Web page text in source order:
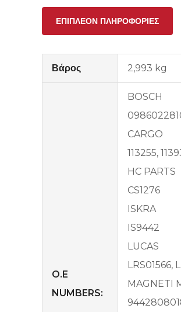
ΕΠΙΠΛΈΟΝ ΠΛΗΡΟΦΟΡΊΕΣ
Βάρος 2,993 kg
O.E
NUMBERS:
BOSCH
CARGO
113255,
HC PARTS
CS1276
ISKRA
IS9442
LUCAS
LRS01566,
MAGNETI